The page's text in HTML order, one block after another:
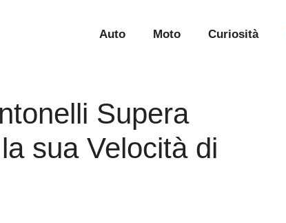
Auto Moto Curiosità
Supera
sua Velocità di